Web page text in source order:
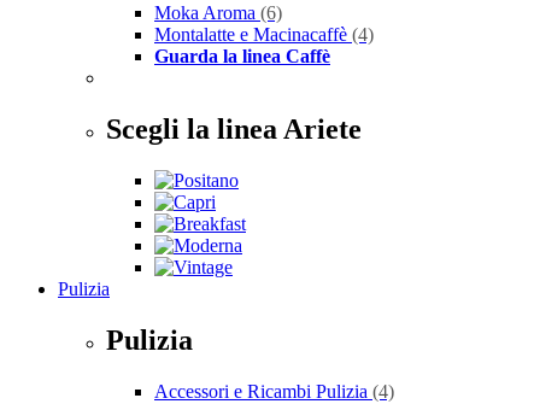
Moka Aroma (6)
Montalatte e Macinacaffè (4)
Guarda la linea Caffè
Scegli la linea Ariete
Pulizia
Pulizia
Accessori e Ricambi Pulizia (4)